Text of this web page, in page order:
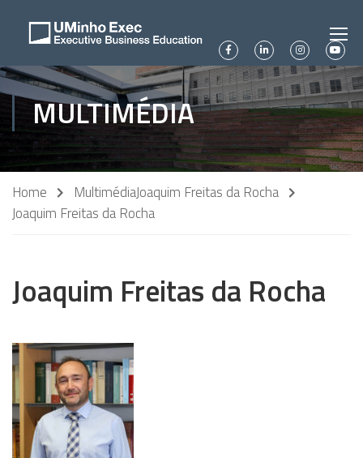
MULTIMÉDIA
Home MultimédiaJoaquim Freitas da Rocha
Joaquim Freitas da Rocha
Joaquim Freitas da Rocha